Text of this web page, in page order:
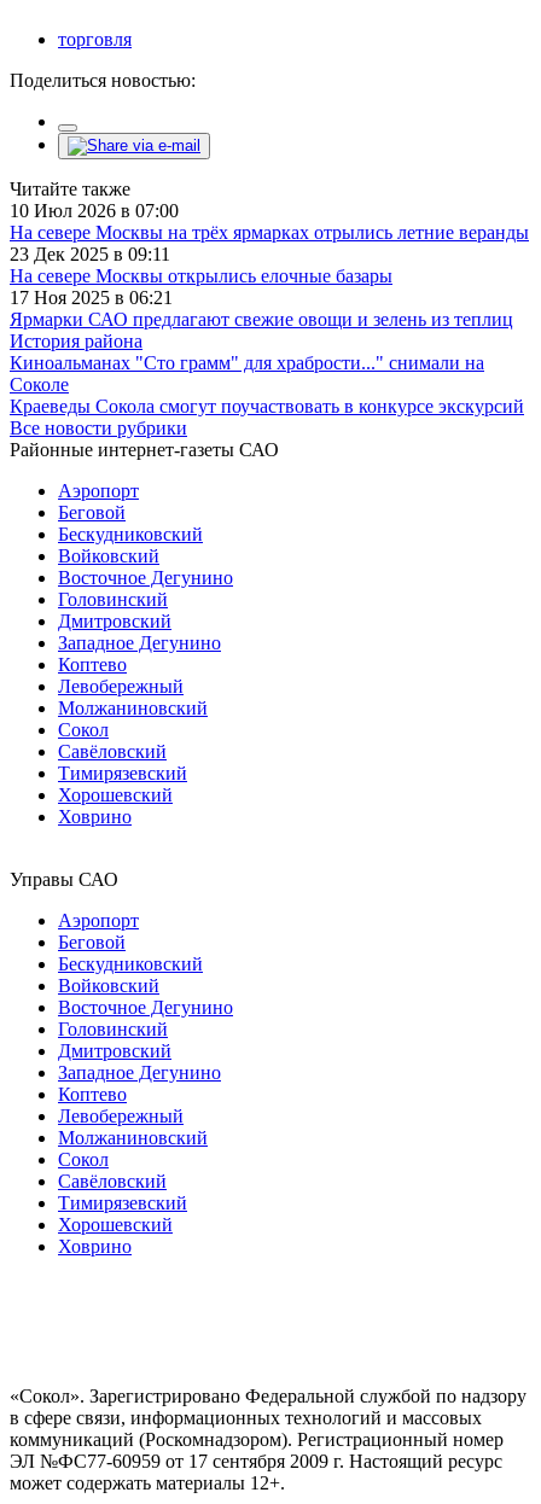
торговля
Поделиться новостью:
Читайте также
10 Июл 2026 в 07:00
На севере Москвы на трёх ярмарках отрылись летние веранды
23 Дек 2025 в 09:11
На севере Москвы открылись елочные базары
17 Ноя 2025 в 06:21
Ярмарки САО предлагают свежие овощи и зелень из теплиц
История района
Киноальманах "Сто грамм" для храбрости..." снимали на
Соколе
Краеведы Сокола смогут поучаствовать в конкурсе экскурсий
Все новости рубрики
Районные интернет-газеты САО
Аэропорт
Беговой
Бескудниковский
Войковский
Восточное Дегунино
Головинский
Дмитровский
Западное Дегунино
Коптево
Левобережный
Молжаниновский
Сокол
Савёловский
Тимирязевский
Хорошевский
Ховрино
Управы САО
Аэропорт
Беговой
Бескудниковский
Войковский
Восточное Дегунино
Головинский
Дмитровский
Западное Дегунино
Коптево
Левобережный
Молжаниновский
Сокол
Савёловский
Тимирязевский
Хорошевский
Ховрино
«Сокол». Зарегистрировано Федеральной службой по надзору
в сфере связи, информационных технологий и массовых
коммуникаций (Роскомнадзором). Регистрационный номер
ЭЛ №ФС77-60959 от 17 сентября 2009 г. Настоящий ресурс
может содержать материалы 12+.